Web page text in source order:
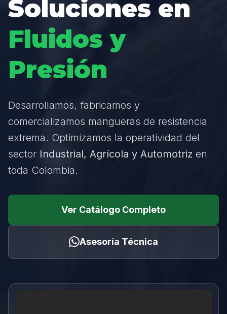
Soluciones en
Fluidos y
Presión
Desarrollamos, fabricamos y
comercializamos mangueras de resistencia
extrema. Optimizamos la operatividad del
sector Industrial, Agrícola y Automotriz en
toda Colombia.
Ver Catálogo Completo
Asesoría Técnica